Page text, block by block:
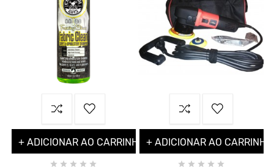
+ ADICIONAR AO CARRINHO
    
+ ADICIONAR AO CARRINHO
    